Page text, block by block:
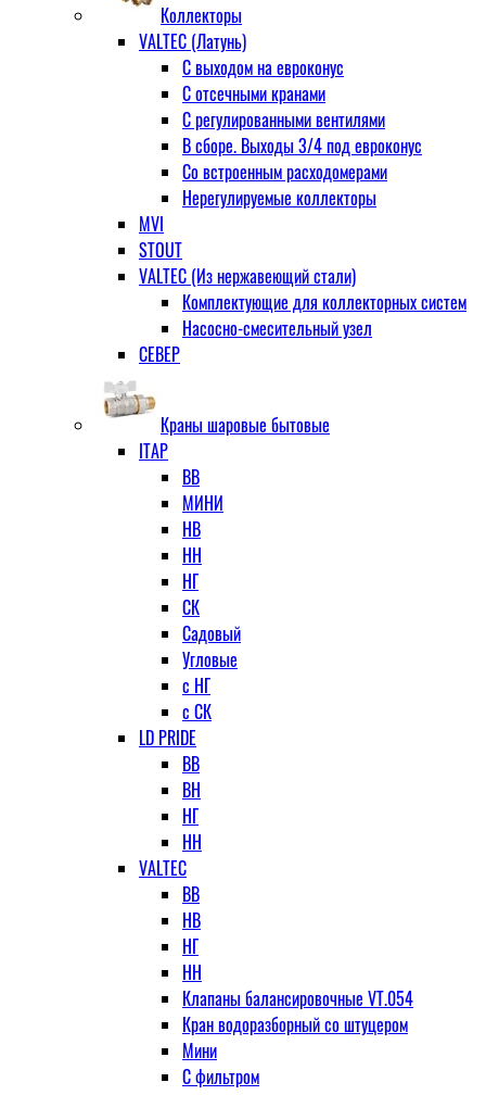
Коллекторы
VALTEC (Латунь)
С выходом на евроконус
С отсечными кранами
С регулированными вентилями
В сборе. Выходы 3/4 под евроконус
Со встроенным расходомерами
Нерегулируемые коллекторы
MVI
STOUT
VALTEC (Из нержавеющий стали)
Комплектующие для коллекторных систем
Насосно-смесительный узел
СЕВЕР
Краны шаровые бытовые
ITAP
ВВ
МИНИ
НВ
НН
НГ
СК
Садовый
Угловые
с НГ
с СК
LD PRIDE
ВВ
ВН
НГ
НН
VALTEC
ВВ
НВ
НГ
НН
Клапаны балансировочные VT.054
Кран водоразборный со штуцером
Мини
С фильтром